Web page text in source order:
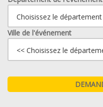
Ville de l'événement